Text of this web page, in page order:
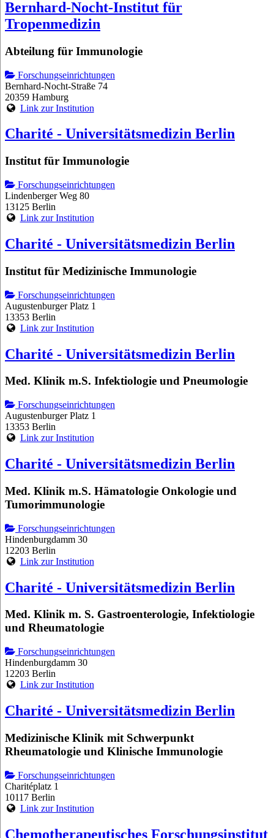
Bernhard-Nocht-Institut für
Tropenmedizin
Abteilung für Immunologie
Forschungseinrichtungen
Bernhard-Nocht-Straße 74
20359 Hamburg
Link zur Institution
Charité - Universitätsmedizin Berlin
Institut für Immunologie
Forschungseinrichtungen
Lindenberger Weg 80
13125 Berlin
Link zur Institution
Charité - Universitätsmedizin Berlin
Institut für Medizinische Immunologie
Forschungseinrichtungen
Augustenburger Platz 1
13353 Berlin
Link zur Institution
Charité - Universitätsmedizin Berlin
Med. Klinik m.S. Infektiologie und Pneumologie
Forschungseinrichtungen
Augustenburger Platz 1
13353 Berlin
Link zur Institution
Charité - Universitätsmedizin Berlin
Med. Klinik m.S. Hämatologie Onkologie und
Tumorimmunologie
Forschungseinrichtungen
Hindenburgdamm 30
12203 Berlin
Link zur Institution
Charité - Universitätsmedizin Berlin
Med. Klinik m. S. Gastroenterologie, Infektiologie
und Rheumatologie
Forschungseinrichtungen
Hindenburgdamm 30
12203 Berlin
Link zur Institution
Charité - Universitätsmedizin Berlin
Medizinische Klinik mit Schwerpunkt
Rheumatologie und Klinische Immunologie
Forschungseinrichtungen
Charitéplatz 1
10117 Berlin
Link zur Institution
Chemotherapeutisches Forschungsinstitut